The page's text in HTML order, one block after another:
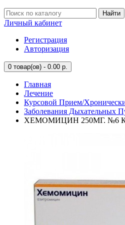
Найти
Личный кабинет
Регистрация
Авторизация
0 товар(ов) - 0.00 р.
Главная
Лечение
Курсовой Прием/
Заболевания Дыхательных
ХЕМОМИЦИН 250МГ. №6